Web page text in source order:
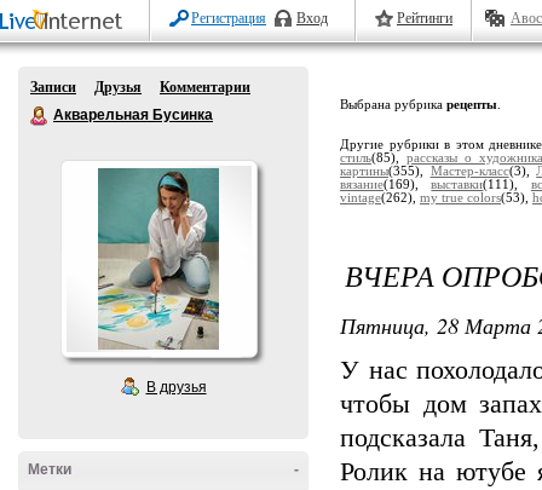
Регистрация Вход Рейтинги
Записи Друзья
Комментарии
Акварельная Бусинка
В друзья
-
Метки
Выбрана рубрика рецепты
Другие рубрики в этом
стиль(85),рассказы о
картины(355), Мастер-класс(3),
вязание(169),выставки(111),
vintage(262), my true colors(53),
ВЧЕРА
Пятница, 28 Марта
У нас
чтобы дом
подсказала
Ролик на ютубе